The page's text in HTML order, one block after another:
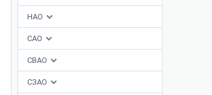
НАО
САО
СВАО
СЗАО